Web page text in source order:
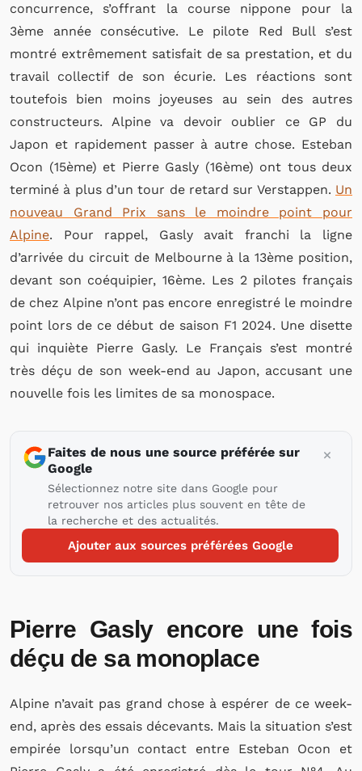
concurrence, s’offrant la course nippone pour la
3ème année consécutive. Le pilote Red Bull s’est
montré extrêmement satisfait de sa prestation, et du
travail collectif de son écurie. Les réactions sont
toutefois bien moins joyeuses au sein des autres
constructeurs. Alpine va devoir oublier ce GP du
Japon et rapidement passer à autre chose. Esteban
Ocon (15ème) et Pierre Gasly (16ème) ont tous deux
terminé à plus d’un tour de retard sur Verstappen. Un
nouveau Grand Prix sans le moindre point pour
Alpine. Pour rappel, Gasly avait franchi la ligne
d’arrivée du circuit de Melbourne à la 13ème position,
devant son coéquipier, 16ème. Les 2 pilotes français
de chez Alpine n’ont pas encore enregistré le moindre
point lors de ce début de saison F1 2024. Une disette
qui inquiète Pierre Gasly. Le Français s’est montré
très déçu de son week-end au Japon, accusant une
nouvelle fois les limites de sa monospace.
Faites de nous une source préférée sur
Google
Sélectionnez notre site dans Google pour
retrouver nos articles plus souvent en tête de
la recherche et des actualités.
Ajouter aux sources préférées Google
Pierre Gasly encore une fois
déçu de sa monoplace
Alpine n’avait pas grand chose à espérer de ce week-
end, après des essais décevants. Mais la situation s’est
empirée lorsqu’un contact entre Esteban Ocon et